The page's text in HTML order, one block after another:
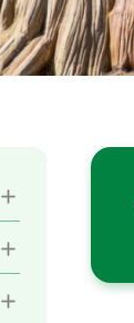
add
add
add